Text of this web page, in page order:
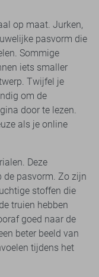
op maat. Jurken,
pasvorm die
Sommige
iets smaller
Twijfel je
om de
door te lezen.
als je online
Deze
de pasvorm. Zo zijn
stoffen die
truien hebben
goed naar de
beter beeld van
tijdens het